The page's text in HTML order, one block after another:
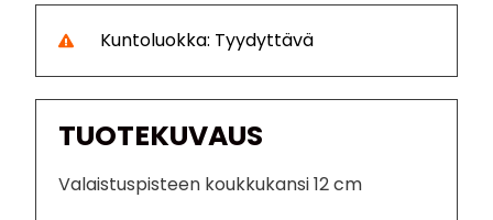
Kuntoluokka: Tyydyttävä
TUOTEKUVAUS
Valaistuspisteen koukkukansi 12 cm